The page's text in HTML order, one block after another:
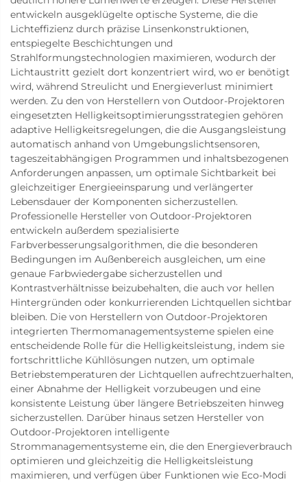
entwickeln ausgeklügelte optische Systeme, die die
Lichteffizienz durch präzise Linsenkonstruktionen,
entspiegelte Beschichtungen und
Strahlformungstechnologien maximieren, wodurch der
Lichtaustritt gezielt dort konzentriert wird, wo er benötigt
wird, während Streulicht und Energieverlust minimiert
werden. Zu den von Herstellern von Outdoor-Projektoren
eingesetzten Helligkeitsoptimierungsstrategien gehören
adaptive Helligkeitsregelungen, die die Ausgangsleistung
automatisch anhand von Umgebungslichtsensoren,
tageszeitabhängigen Programmen und inhaltsbezogenen
Anforderungen anpassen, um optimale Sichtbarkeit bei
gleichzeitiger Energieeinsparung und verlängerter
Lebensdauer der Komponenten sicherzustellen.
Professionelle Hersteller von Outdoor-Projektoren
entwickeln außerdem spezialisierte
Farbverbesserungsalgorithmen, die die besonderen
Bedingungen im Außenbereich ausgleichen, um eine
genaue Farbwiedergabe sicherzustellen und
Kontrastverhältnisse beizubehalten, die auch vor hellen
Hintergründen oder konkurrierenden Lichtquellen sichtbar
bleiben. Die von Herstellern von Outdoor-Projektoren
integrierten Thermomanagementsysteme spielen eine
entscheidende Rolle für die Helligkeitsleistung, indem sie
fortschrittliche Kühllösungen nutzen, um optimale
Betriebstemperaturen der Lichtquellen aufrechtzuerhalten,
einer Abnahme der Helligkeit vorzubeugen und eine
konsistente Leistung über längere Betriebszeiten hinweg
sicherzustellen. Darüber hinaus setzen Hersteller von
Outdoor-Projektoren intelligente
Strommanagementsysteme ein, die den Energieverbrauch
optimieren und gleichzeitig die Helligkeitsleistung
maximieren, und verfügen über Funktionen wie Eco-Modi